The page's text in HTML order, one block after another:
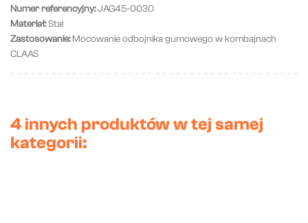
Numer referencyjny:JAG45-0030
Materiał:Stal
Zastosowanie: Mocowanie odbojnika gumowego w kombajnach
CLAAS
4 innych produktów w tej samej
kategorii: